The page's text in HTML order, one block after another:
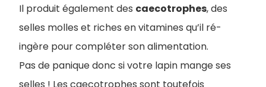
Il produit également des caecotrophes, des
selles molles et riches en vitamines qu’il ré-
ingère pour compléter son alimentation.
Pas de panique donc si votre lapin mange ses